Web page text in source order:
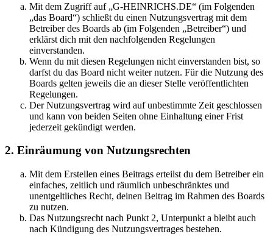
Mit dem Zugriff auf „G-HEINRICHS.DE“ (im Folgenden
„das Board“) schließt du einen Nutzungsvertrag mit dem
Betreiber des Boards ab (im Folgenden „Betreiber“) und
erklärst dich mit den nachfolgenden Regelungen
einverstanden.
Wenn du mit diesen Regelungen nicht einverstanden bist, so
darfst du das Board nicht weiter nutzen. Für die Nutzung des
Boards gelten jeweils die an dieser Stelle veröffentlichten
Regelungen.
Der Nutzungsvertrag wird auf unbestimmte Zeit geschlossen
und kann von beiden Seiten ohne Einhaltung einer Frist
jederzeit gekündigt werden.
2. Einräumung von Nutzungsrechten
Mit dem Erstellen eines Beitrags erteilst du dem Betreiber ein
einfaches, zeitlich und räumlich unbeschränktes und
unentgeltliches Recht, deinen Beitrag im Rahmen des Boards
zu nutzen.
Das Nutzungsrecht nach Punkt 2, Unterpunkt a bleibt auch
nach Kündigung des Nutzungsvertrages bestehen.